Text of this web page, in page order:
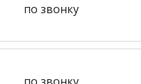
по звонку
по звонку